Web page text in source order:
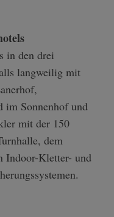
in den drei
langweilig mit
im Sonnenhof und
mit der 150
dem
Indoor-Kletter- und